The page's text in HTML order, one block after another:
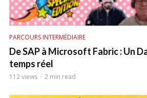
PARCOURS INTERMÉDIAIRE
De SAP à Microsoft Fabric : Un
temps réel
112 views 2 min read